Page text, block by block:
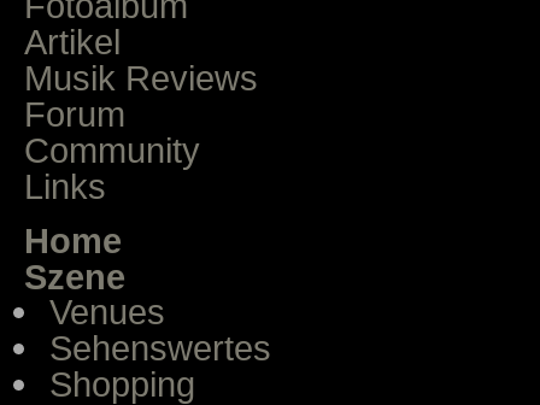
Artikel
Musik Reviews
Forum
Community
Links
Home
Szene
Venues
Sehenswertes
Shopping